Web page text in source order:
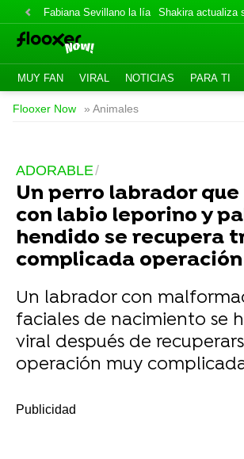
Fabiana Sevillano la lía Shakira actualiza
MUY FAN VIRAL NOTICIAS PARA TI
Flooxer Now » Animales
ADORABLE
Un perro labrador
con labio leporino y
hendido se recupera
complicada operación
Un labrador con
faciales de nacimiento se
viral después de
operación muy